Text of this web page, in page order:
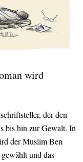
wird
der den
bis hin zur Gewalt. In
der Muslim Ben
und das